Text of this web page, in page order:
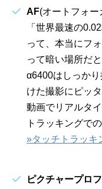
AF(オートフォー
「世界最速の
って、本当にフ
って暗い場所だ
α6400はしっか
けた撮影にピッタ
動画でリアルタ
トラッキングで
»タッチトラッキ
ピクチャープロ